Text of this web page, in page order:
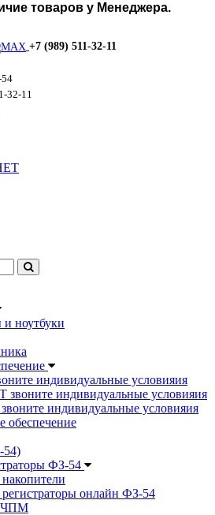
товаров у Менеджера.
+7 (989) 511-32-11
32-11
ноутбуки
индивидуальные условияия
индивидуальные условияия
индивидуальные условияия
обеспечение
54)
ФЗ-54
онлайн ФЗ-54
ЧПМ